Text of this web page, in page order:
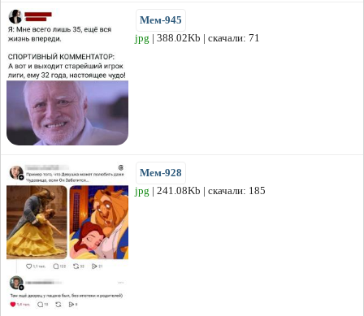
Мем-945
jpg | 388.02Kb | скачали: 71
Мем-928
jpg | 241.08Kb | скачали: 185